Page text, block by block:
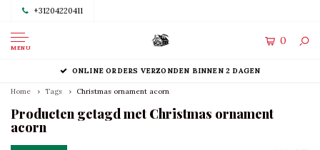
+31204220411
MENU
0
ONLINE ORDERS VERZONDEN BINNEN 2 DAGEN
Home Tags Christmas ornament acorn
Producten getagd met Christmas ornament
acorn